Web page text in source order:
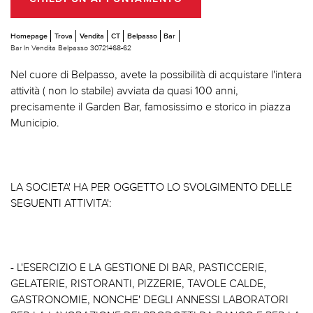
Homepage Trova Vendita CT Belpasso
Bar
Bar In Vendita Belpasso 30721468-62
Nel cuore di Belpasso, avete la possibilità di acquistare l'intera
attività ( non lo stabile) avviata da quasi 100 anni,
precisamente il Garden Bar, famosissimo e storico in piazza
Municipio.
LA SOCIETA' HA PER OGGETTO LO SVOLGIMENTO DELLE
SEGUENTI ATTIVITA':
- L'ESERCIZIO E LA GESTIONE DI BAR, PASTICCERIE,
GELATERIE, RISTORANTI, PIZZERIE, TAVOLE CALDE,
GASTRONOMIE, NONCHE' DEGLI ANNESSI LABORATORI